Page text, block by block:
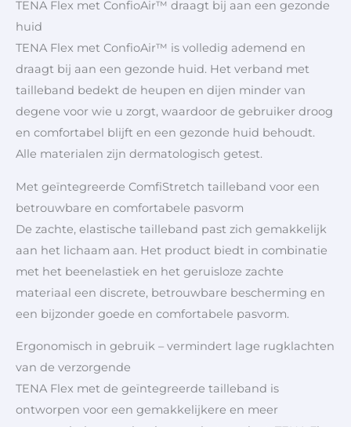
TENA Flex met ConfioAir™ draagt bij aan een gezonde
huid
TENA Flex met ConfioAir™ is volledig ademend en
draagt bij aan een gezonde huid. Het verband met
tailleband bedekt de heupen en dijen minder van
degene voor wie u zorgt, waardoor de gebruiker droog
en comfortabel blijft en een gezonde huid behoudt.
Alle materialen zijn dermatologisch getest.
Met geïntegreerde ComfiStretch tailleband voor een
betrouwbare en comfortabele pasvorm
De zachte, elastische tailleband past zich gemakkelijk
aan het lichaam aan. Het product biedt in combinatie
met het beenelastiek en het geruisloze zachte
materiaal een discrete, betrouwbare bescherming en
een bijzonder goede en comfortabele pasvorm.
Ergonomisch in gebruik – vermindert lage rugklachten
van de verzorgende
TENA Flex met de geïntegreerde tailleband is
ontworpen voor een gemakkelijkere en meer